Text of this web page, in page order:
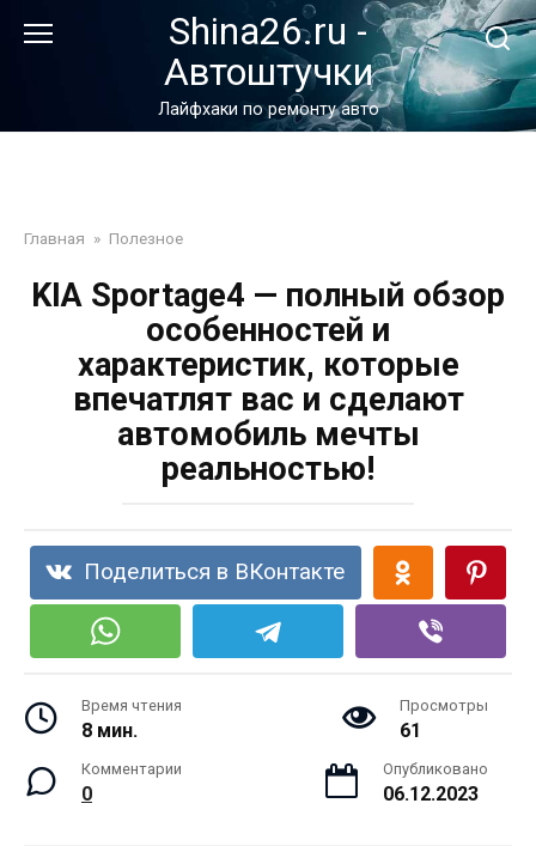
Shina26.ru -
Автоштучки
Лайфхаки по ремонту авто
Главная » Полезное
KIA Sportage4 — полный обзор
особенностей и
характеристик, которые
впечатлят вас и сделают
автомобиль мечты
реальностью!
Поделиться в ВКонтакте
Время чтения
8 мин.
Просмотры
61
Комментарии
0
Опубликовано
06.12.2023